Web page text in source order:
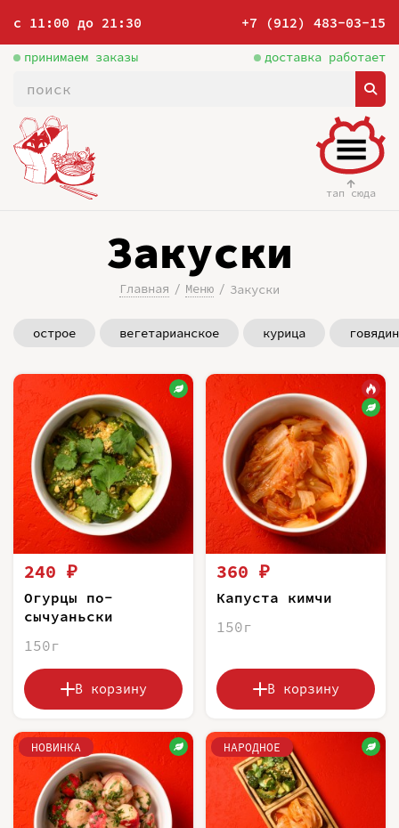
с 11:00 до 21:30 +7 (912) 483-03-15
принимаем заказы доставка работает
тап сюда
Закуски
Главная Меню Закуски
острое вегетарианское курица
240 ₽
Огурцы по-
сычуаньски
150г
В корзину
360 ₽
Капуста кимчи
150г
В корзину
НОВИНКА НАРОДНОЕ